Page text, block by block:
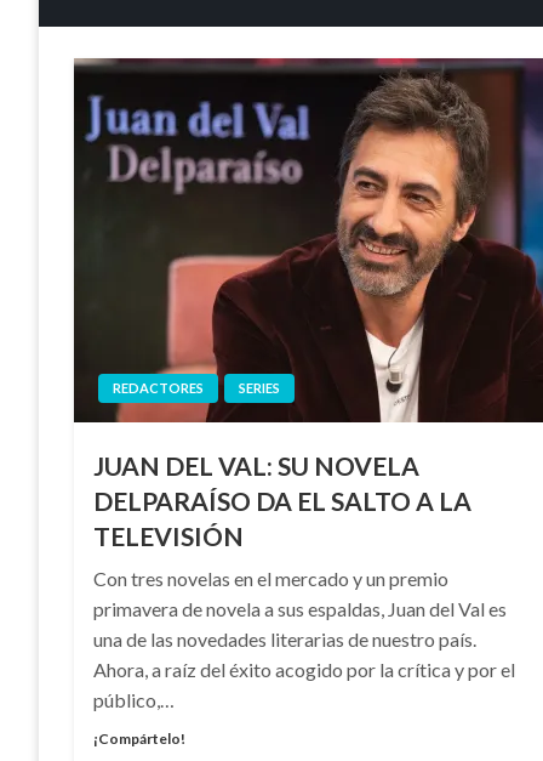
REDACTORES SERIES
JUAN DEL VAL: SU NOVELA
DELPARAÍSO DA EL SALTO A LA
TELEVISIÓN
Con tres novelas en el mercado y un premio
primavera de novela a sus espaldas, Juan del Val es
una de las novedades literarias de nuestro país.
Ahora, a raíz del éxito acogido por la crítica y por el
público,…
¡Compártelo!